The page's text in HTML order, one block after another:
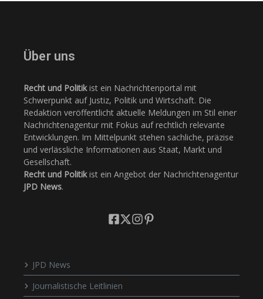
Über uns
Recht und Politikist ein Nachrichtenportal mit
Schwerpunkt auf Justiz, Politik und Wirtschaft. Die
Redaktion veröffentlicht aktuelle Meldungen im Stil einer
Nachrichtenagentur mit Fokus auf rechtlich relevante
Entwicklungen. Im Mittelpunkt stehen sachliche, präzise
und verlässliche Informationen aus Staat, Markt und
Gesellschaft.
Recht und Politikist ein Angebot der Nachrichtenagentur
JPD News.
JPD News
Journalistische Leitlinien